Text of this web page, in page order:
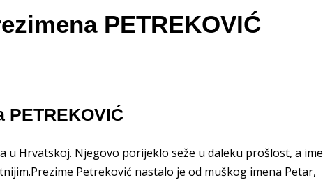
PETREKOVIĆ
u Hrvatskoj. Njegovo porijeklo seže u daleku prošlost, a ime
Petreković nastalo je od muškog imena Petar,